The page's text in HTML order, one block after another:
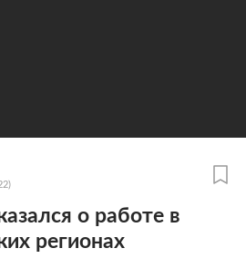
о работе в
регионах